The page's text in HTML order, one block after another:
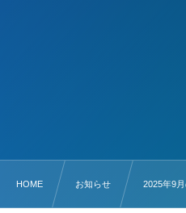
HOME お知らせ 2025年9